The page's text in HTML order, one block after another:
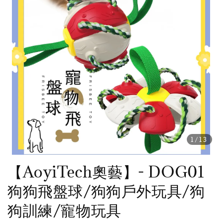
1 /13
【AoyiTech奧藝】- DOG01
狗狗飛盤球/狗狗戶外玩具/狗
狗訓練/寵物玩具